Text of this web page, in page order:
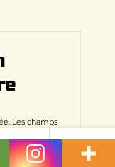
Les champs